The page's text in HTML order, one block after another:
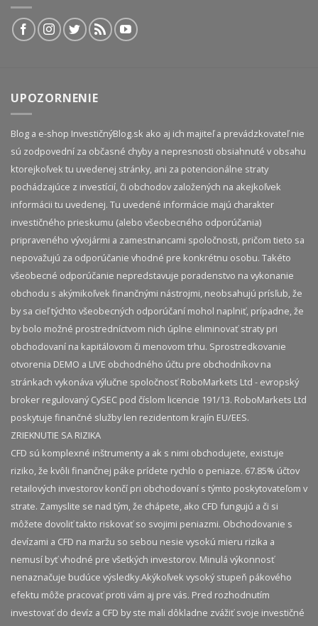
UPOZORNENIE
Blog a e-shop InvestičnýBlog.sk ako aj ich majiteľ a prevádzkovateľ nie
sú zodpovední za občasné chyby a nepresnosti obsiahnuté v obsahu
ktorejkoľvek tu uvedenej stránky, ani za potencionálne straty
pochádzajúce z investícií, či obchodov založených na akejkoľvek
informácii tu uvedenej. Tu uvedené informácie majú charakter
investičného prieskumu (alebo všeobecného odporúčania)
pripraveného vývojármi a zamestnancami spoločnosti, pričom tieto sa
nepovažujú za odporúčanie vhodné pre konkrétnu osobu. Takéto
všeobecné odporúčanie nepredstavuje poradenstvo na vykonanie
obchodu s akýmikoľvek finančnými nástrojmi, neobsahujú prísľub, že
by sa cieľ týchto všeobecných odporúčaní mohol naplniť, prípadne, že
by bolo možné prostredníctvom nich úplne eliminovať straty pri
obchodovaní na kapitálovom či menovom trhu. Sprostredkovanie
otvorenia DEMO a LIVE obchodného účtu pre obchodníkov na
stránkach vykonáva výlučne spoločnosť RoboMarkets Ltd - evropský
broker regulovaný CySEC pod číslom licencie 191/13. RoboMarkets Ltd
poskytuje finančné služby len rezidentom krajín EU/EES.
ZRIEKNUTIE SA RIZIKA
CFD sú komplexné inštrumenty a ak s nimi obchodujete, existuje
riziko, že kvôli finančnej páke prídete rychlo o peniaze. 67.85% účtov
retailových investorov končí pri obchodovaní s týmto poskytovateľom v
strate. Zamyslite se nad tým, že chápete, ako CFD fungujú a či si
môžete dovoliť takto riskovať so svojimi peniazmi. Obchodovanie s
devízami a CFD na maržu so sebou nesie vysokú mieru rizika a
nemusí byť vhodné pre všetkých investorov. Minulá výkonnosť
nenaznačuje budúce výsledky.​ Akýkoľvek vysoký stupeň pákového
efektu môže pracovať proti vám aj pre vás. Pred rozhodnutím
investovať do devíz a CFD by ste mali dôkladne zvážiť svoje investičné